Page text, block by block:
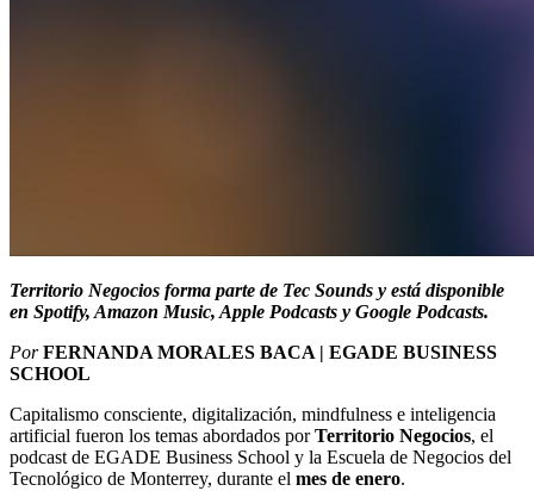
Territorio Negocios forma parte de Tec Sounds y está disponible
en Spotify, Amazon Music, Apple Podcasts y Google Podcasts.
Por FERNANDA MORALES BACA | EGADE BUSINESS
SCHOOL
Capitalismo consciente, digitalización, mindfulness e inteligencia
artificial fueron los temas abordados porTerritorio Negocios, el
podcast de EGADE Business School y la Escuela de Negocios del
Tecnológico de Monterrey, durante el mes de enero.